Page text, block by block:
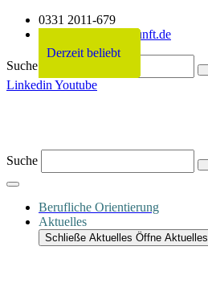
0331 2011-679
info@netzwerkzukunft.de
Suche
Linkedin Youtube
Suche
Berufliche Orientierung
Aktuelles
Schließe Aktuelles Öffne Aktuelles
Derzeit beliebt
Derzeit beliebt
Derzeit beliebt
Derzeit beliebt